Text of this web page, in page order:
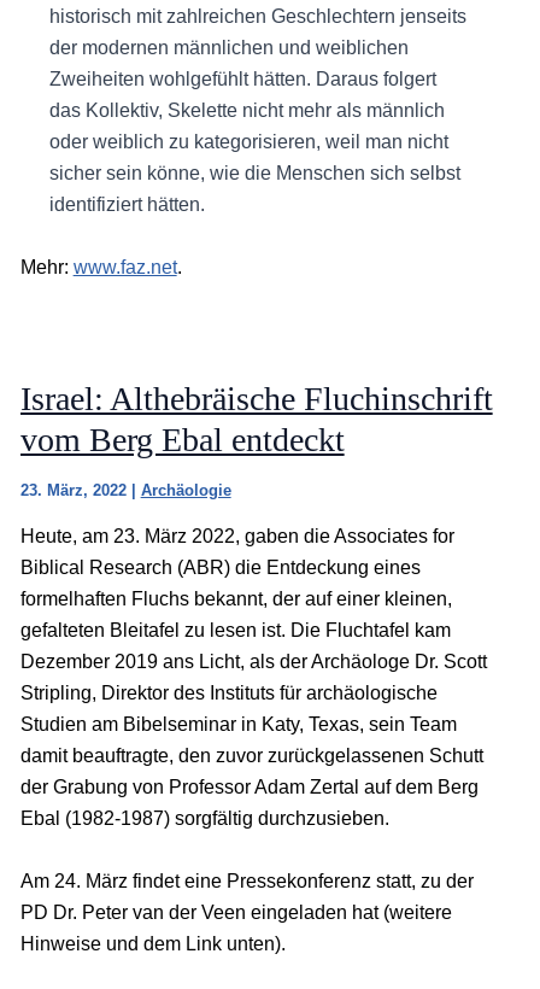
historisch mit zahlreichen Geschlechtern jenseits
der modernen männlichen und weiblichen
Zweiheiten wohlgefühlt hätten. Daraus folgert
das Kollektiv, Skelette nicht mehr als männlich
oder weiblich zu kategorisieren, weil man nicht
sicher sein könne, wie die Menschen sich selbst
identifiziert hätten.
Mehr: www.faz.net.
Israel: Althebräische Fluchinschrift
vom Berg Ebal entdeckt
23. März, 2022 Archäologie
Heute, am 23. März 2022, gaben die Associates for
Biblical Research (ABR) die Entdeckung eines
formelhaften Fluchs bekannt, der auf einer kleinen,
gefalteten Bleitafel zu lesen ist. Die Fluchtafel kam
Dezember 2019 ans Licht, als der Archäologe Dr. Scott
Stripling, Direktor des Instituts für archäologische
Studien am Bibelseminar in Katy, Texas, sein Team
damit beauftragte, den zuvor zurückgelassenen Schutt
der Grabung von Professor Adam Zertal auf dem Berg
Ebal (1982-1987) sorgfältig durchzusieben.
Am 24. März findet eine Pressekonferenz statt, zu der
PD Dr. Peter van der Veen eingeladen hat (weitere
Hinweise und dem Link unten).